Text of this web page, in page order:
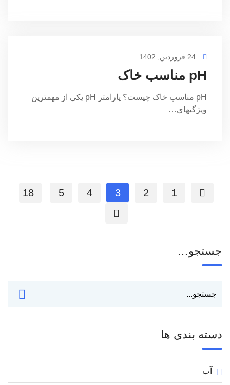
pH مناسب خاک
pH مناسب خاک چیست؟ پارامتر pH یکی از مهمترین
ویژگیهای…
1
2
3
4
5
18
جستجو…
دسته بندی ها
آب